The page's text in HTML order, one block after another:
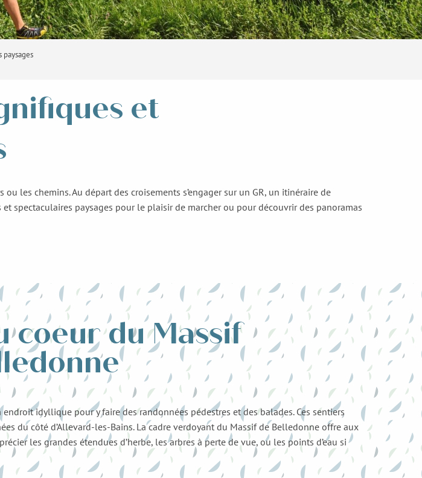
paysages
et
les chemins. Au départ des croisements s’engager sur un GR, un itinéraire de
spectaculaires paysages pour le plaisir de marcher ou pour découvrir des panoramas
coeur du Massif
idyllique pour y faire des randonnées pédestres et des balades. Ces sentiers
du côté d’Allevard-les-Bains. La cadre verdoyant du Massif de Belledonne offre aux
les grandes étendues d’herbe, les arbres à perte de vue, ou les points d’eau si